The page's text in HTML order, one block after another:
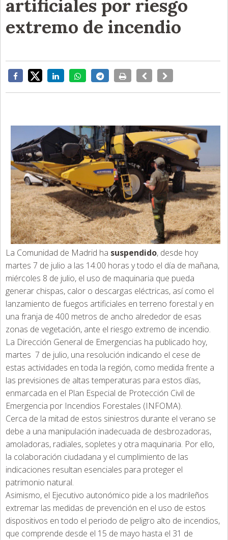
artificiales por riesgo
extremo de incendio
La Comunidad de Madrid ha suspendido, desde hoy
martes 7 de julio a las 14:00 horas y todo el día de mañana,
miércoles 8 de julio, el uso de maquinaria que pueda
generar chispas, calor o descargas eléctricas, así como el
lanzamiento de fuegos artificiales en terreno forestal y en
una franja de 400 metros de ancho alrededor de esas
zonas de vegetación, ante el riesgo extremo de incendio.
La Dirección General de Emergencias ha publicado hoy,
martes 7 de julio, una resolución indicando el cese de
estas actividades en toda la región, como medida frente a
las previsiones de altas temperaturas para estos días,
enmarcada en el Plan Especial de Protección Civil de
Emergencia por Incendios Forestales (INFOMA).
Cerca de la mitad de estos siniestros durante el verano se
debe a una manipulación inadecuada de desbrozadoras,
amoladoras, radiales, sopletes y otra maquinaria. Por ello,
la colaboración ciudadana y el cumplimiento de las
indicaciones resultan esenciales para proteger el
patrimonio natural.
Asimismo, el Ejecutivo autonómico pide a los madrileños
extremar las medidas de prevención en el uso de estos
dispositivos en todo el periodo de peligro alto de incendios,
que comprende desde el 15 de mayo hasta el 31 de